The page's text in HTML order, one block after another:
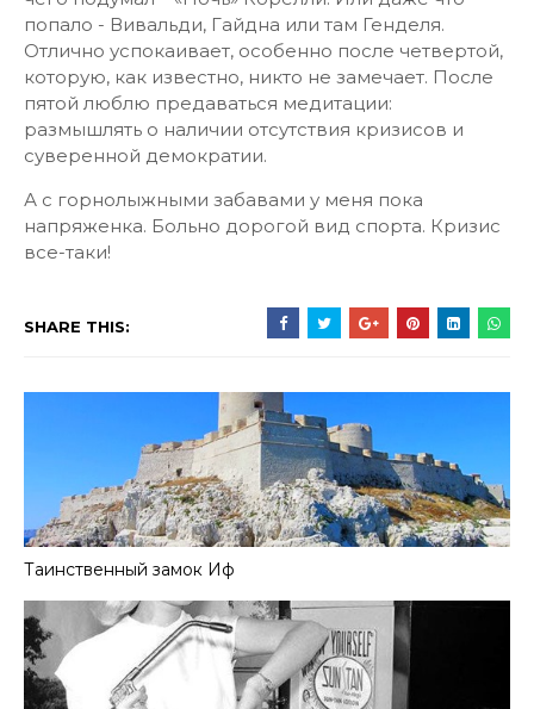
попало - Вивальди, Гайдна или там Генделя.
Отлично успокаивает, особенно после четвертой,
которую, как известно, никто не замечает. После
пятой люблю предаваться медитации:
размышлять о наличии отсутствия кризисов и
суверенной демократии.
А с горнолыжными забавами у меня пока
напряженка. Больно дорогой вид спорта. Кризис
все-таки!
SHARE THIS:
Таинственный замок Иф